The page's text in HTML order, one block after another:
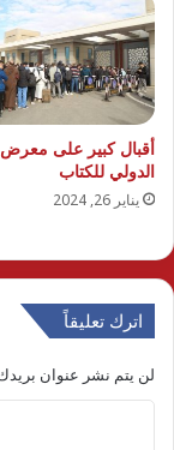
أقبال كبير على معرض
الدولي للكتاب
يناير 26, 2024
اترك تعليقاً
لن يتم نشر عنوان بريدك